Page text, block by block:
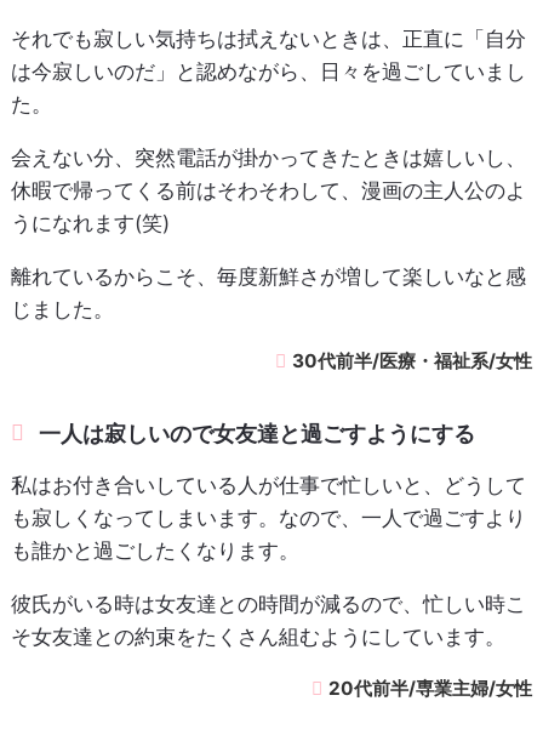
それでも寂しい気持ちは拭えないときは、正直に「自分
は今寂しいのだ」と認めながら、日々を過ごしていまし
た。
会えない分、突然電話が掛かってきたときは嬉しいし、
休暇で帰ってくる前はそわそわして、漫画の主人公のよ
うになれます(笑)
離れているからこそ、毎度新鮮さが増して楽しいなと感
じました。
30代前半/医療・福祉系/女性
一人は寂しいので女友達と過ごすようにする
私はお付き合いしている人が仕事で忙しいと、どうして
も寂しくなってしまいます。なので、一人で過ごすより
も誰かと過ごしたくなります。
彼氏がいる時は女友達との時間が減るので、忙しい時こ
そ女友達との約束をたくさん組むようにしています。
20代前半/専業主婦/女性